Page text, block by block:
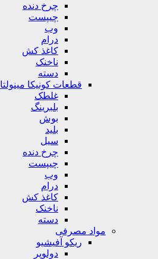
چرخ دنده
چیپست
وب
درام
کاغذ کش
ناخنک
دسته
قطعات کونیکا مینولتا
غلطک
بلبرینگ
بوش
بلید
سیل
چرخ دنده
چیپست
وب
درام
کاغذ کش
ناخنک
دسته
مواد مصرفی
ریکو آفیشیو
دولوپر